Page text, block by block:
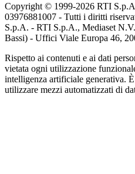
Copyright © 1999-2026 RTI
03976881007 - Tutti i diritti
S.p.A. - RTI S.p.A., Mediaset
Bassi) - Uffici Viale Europa 46,
Rispetto ai contenuti e ai dati
vietata ogni utilizzazione
intelligenza artificiale generativa.
utilizzare mezzi automatizzati di